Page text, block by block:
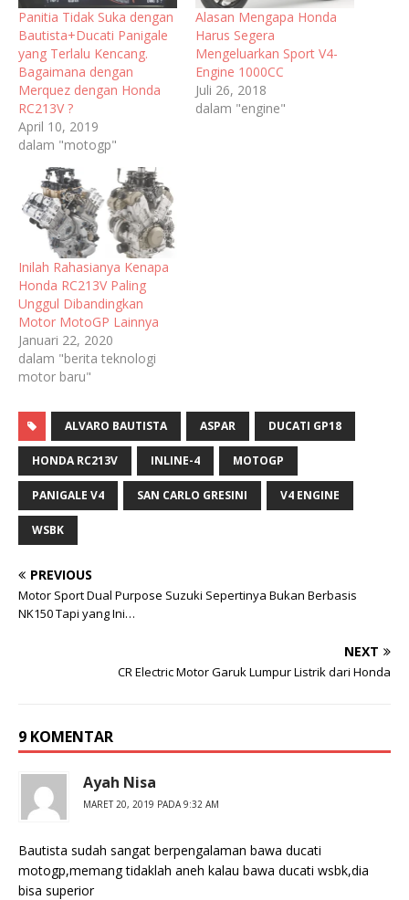
Panitia Tidak Suka dengan
Bautista+Ducati Panigale
yang Terlalu Kencang.
Bagaimana dengan
Merquez dengan Honda
RC213V ?
April 10, 2019
dalam "motogp"
Alasan Mengapa Honda
Harus Segera
Mengeluarkan Sport V4-
Engine 1000CC
Juli 26, 2018
dalam "engine"
Inilah Rahasianya Kenapa
Honda RC213V Paling
Unggul Dibandingkan
Motor MotoGP Lainnya
Januari 22, 2020
dalam "berita teknologi
motor baru"
ALVARO BAUTISTA ASPAR DUCATI GP18
HONDA RC213V INLINE-4 MOTOGP
PANIGALE V4 SAN CARLO GRESINI V4 ENGINE
WSBK
PREVIOUS
Motor Sport Dual Purpose Suzuki Sepertinya Bukan Berbasis
NK150 Tapi yang Ini…
NEXT
CR Electric Motor Garuk Lumpur Listrik dari Honda
9 KOMENTAR
Ayah Nisa
MARET 20, 2019 PADA 9:32 AM
Bautista sudah sangat berpengalaman bawa ducati
motogp,memang tidaklah aneh kalau bawa ducati wsbk,dia
bisa superior